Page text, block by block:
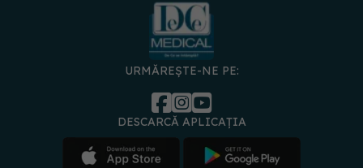
URMĂREȘTE-NE PE:
DESCARCĂ APLICAȚIA